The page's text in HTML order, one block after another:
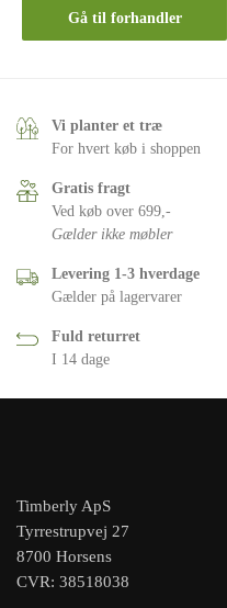
Gå til forhandler
Vi planter et træ
For hvert køb i shoppen
Gratis fragt
Ved køb over 699,-
Gælder ikke møbler
Levering 1-3 hverdage
Gælder på lagervarer
Fuld returret
I 14 dage
Timberly ApS
Tyrrestrupvej 27
8700 Horsens
CVR: 38518038